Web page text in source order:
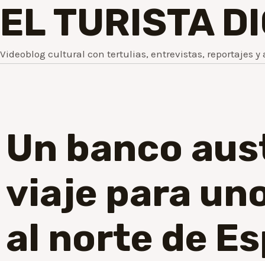
EL TURISTA
Videoblog cultural con tertulias, entrevistas, reportajes y
Un banco
viaje para
al norte de